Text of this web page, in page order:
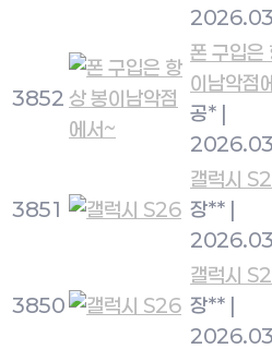
3852
폰 구입은
이남악점
공*
3851
갤럭시
장**
3850
갤럭시
장**